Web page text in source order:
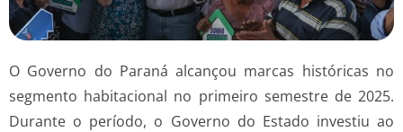
O Governo do Paraná alcançou marcas históricas no
segmento habitacional no primeiro semestre de 2025.
Durante o período, o Governo do Estado investiu ao